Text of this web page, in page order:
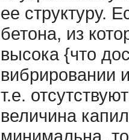
ее структуру.
бетона, из
высока {что
вибрировании
т.е.
величина